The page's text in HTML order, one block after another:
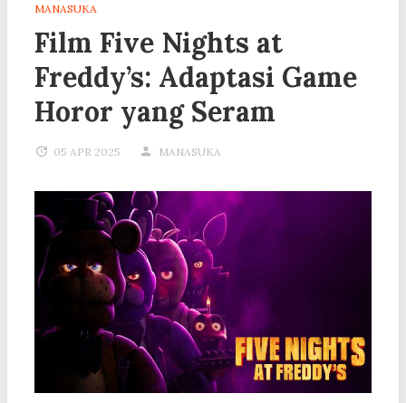
MANASUKA
Film Five Nights at
Freddy’s: Adaptasi Game
Horor yang Seram
05 APR 2025 MANASUKA